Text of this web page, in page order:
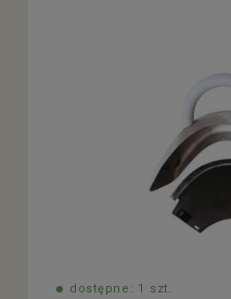
dostępne: 1 szt.